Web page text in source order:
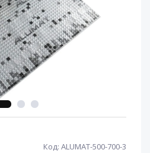
Код: ALUMAT-500-700-3